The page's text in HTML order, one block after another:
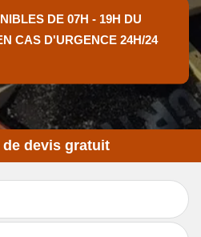
DE 07H - 19H DU
CAS D'URGENCE 24H/24
de devis gratuit